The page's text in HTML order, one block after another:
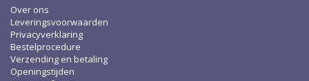
Over ons
Leveringsvoorwaarden
Privacyverklaring
Bestelprocedure
Verzending en betaling
Openingstijden